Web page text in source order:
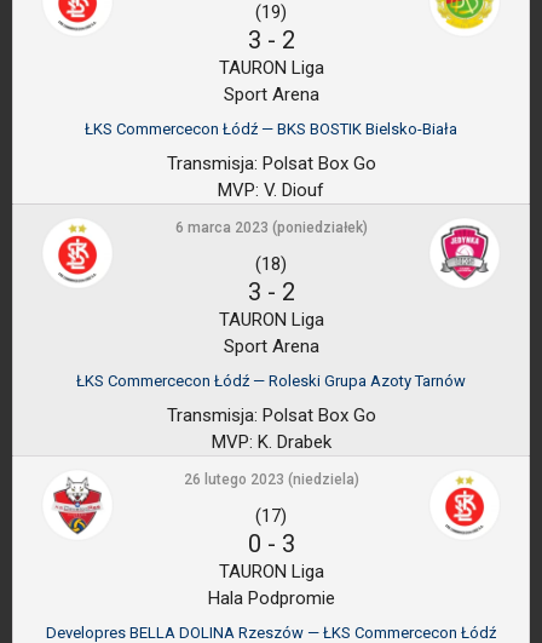
(19)
3 - 2
TAURON Liga
Sport Arena
ŁKS Commercecon Łódź — BKS BOSTIK Bielsko-Biała
Transmisja: Polsat Box Go
MVP: V. Diouf
6 marca 2023 (poniedziałek)
(18)
3 - 2
TAURON Liga
Sport Arena
ŁKS Commercecon Łódź — Roleski Grupa Azoty Tarnów
Transmisja: Polsat Box Go
MVP: K. Drabek
26 lutego 2023 (niedziela)
(17)
0 - 3
TAURON Liga
Hala Podpromie
Developres BELLA DOLINA Rzeszów — ŁKS Commercecon Łódź